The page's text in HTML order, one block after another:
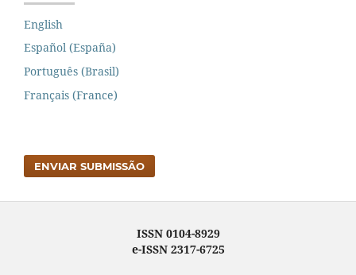
English
Español (España)
Português (Brasil)
Français (France)
ENVIAR SUBMISSÃO
ISSN 0104-8929
e-ISSN 2317-6725